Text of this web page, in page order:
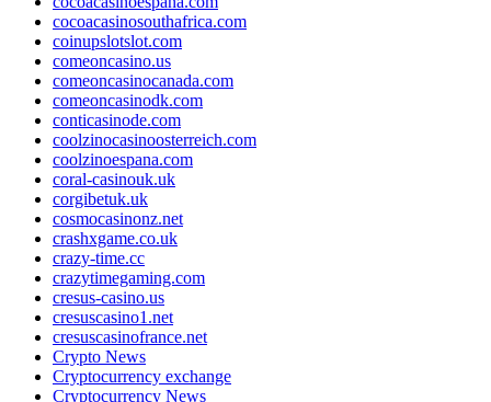
cocoacasinosouthafrica.com
coinupslotslot.com
comeoncasino.us
comeoncasinocanada.com
comeoncasinodk.com
conticasinode.com
coolzinocasinoosterreich.com
coolzinoespana.com
coral-casinouk.uk
corgibetuk.uk
cosmocasinonz.net
crashxgame.co.uk
crazy-time.cc
crazytimegaming.com
cresus-casino.us
cresuscasino1.net
cresuscasinofrance.net
Crypto News
Cryptocurrency exchange
Cryptocurrency News